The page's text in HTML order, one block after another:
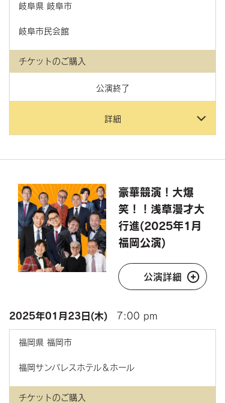
岐阜県 岐阜市
岐阜市民会館
チケットのご購入
公演終了
詳細
豪華競演！大爆
笑！！浅草漫才大
行進(2025年1月
福岡公演)
公演詳細
2025年01月23日(木) 7:00 pm
福岡県 福岡市
福岡サンパレスホテル＆ホール
チケットのご購入